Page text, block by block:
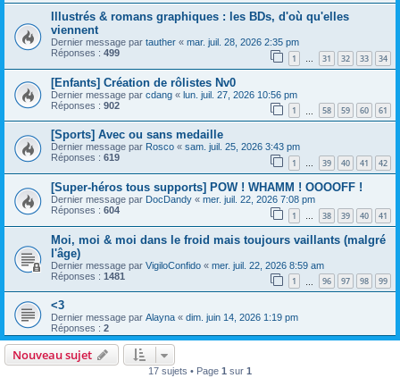
Illustrés & romans graphiques : les BDs, d'où qu'elles
viennent
Dernier message par tauther « mar. juil. 28, 2026 2:35 pm
Réponses : 499 1 … 31 32 33 34
[Enfants] Création de rôlistes Nv0
Dernier message par cdang « lun. juil. 27, 2026 10:56 pm
Réponses : 902 1 58 59 60 61
[Sports] Avec ou sans medaille
Dernier message par Rosco « sam. juil. 25, 2026 3:43 pm
Réponses : 619 1 … 39 40 41 42
[Super-héros tous supports] POW ! WHAMM ! OOOOFF !
Dernier message par DocDandy « mer. juil. 22, 2026 7:08 pm
Réponses : 604 1 … 38 39 40 41
Moi, moi & moi dans le froid mais toujours vaillants (malgré
l'âge)
Dernier message par VigiloConfido « mer. juil. 22, 2026 8:59 am
Réponses : 1481 1 96 97 98 99
<3
Dernier message par Alayna « dim. juin 14, 2026 1:19 pm
Réponses : 2
Nouveau sujet
17 sujets • Page 1 sur 1